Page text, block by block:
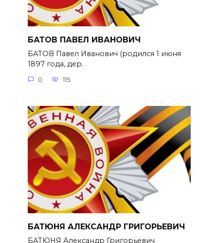
БАТОВ ПАВЕЛ ИВАНОВИЧ
БАТОВ Павел Иванович (родился 1 июня
1897 года, дер.
0 115
БАТЮНЯ АЛЕКСАНДР ГРИГОРЬЕВИЧ
БАТЮНЯ Александр Григорьевич